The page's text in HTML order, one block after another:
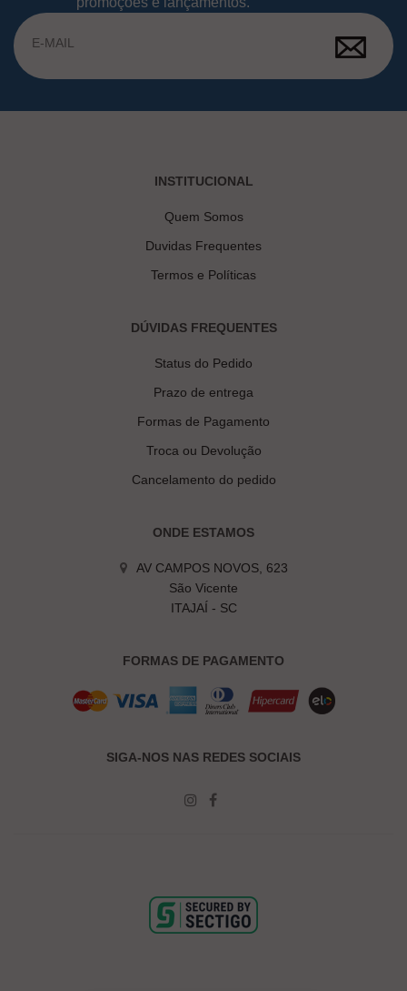
INSTITUCIONAL
Quem Somos
Duvidas Frequentes
Termos e Políticas
DÚVIDAS FREQUENTES
Status do Pedido
Prazo de entrega
Formas de Pagamento
Troca ou Devolução
Cancelamento do pedido
ONDE ESTAMOS
AV CAMPOS NOVOS, 623
São Vicente
ITAJAÍ - SC
FORMAS DE PAGAMENTO
SIGA-NOS NAS REDES SOCIAIS